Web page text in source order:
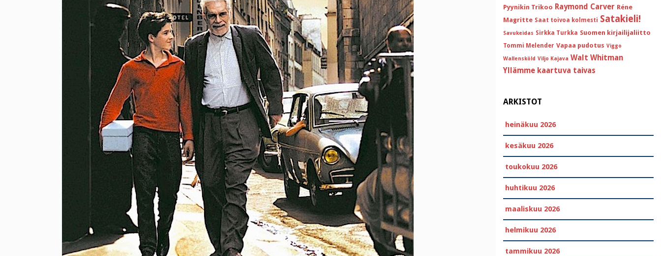
Pyynikin Trikoo Raymond Carver Réne
Magritte Saat toivoa kolmesti Satakieli!
Savukeidas Sirkka Turkka Suomen kirjailijaliitto
Tommi Melender Vapaa pudotus Viggo
Wallensköld Viljo Kajava Walt Whitman
Yllämme kaartuva taivas
ARKISTOT
heinäkuu 2026
kesäkuu 2026
toukokuu 2026
huhtikuu 2026
maaliskuu 2026
helmikuu 2026
tammikuu 2026